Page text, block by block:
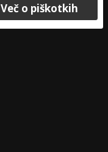
Več o piškotkih